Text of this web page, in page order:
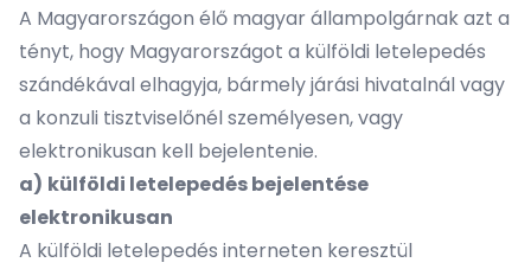
A Magyarországon élő magyar állampolgárnak azt a
tényt, hogy Magyarországot a külföldi letelepedés
szándékával elhagyja, bármely járási hivatalnál vagy
a konzuli tisztviselőnél személyesen, vagy
elektronikusan kell bejelentenie.
a) külföldi letelepedés bejelentése
elektronikusan
A külföldi letelepedés interneten keresztül